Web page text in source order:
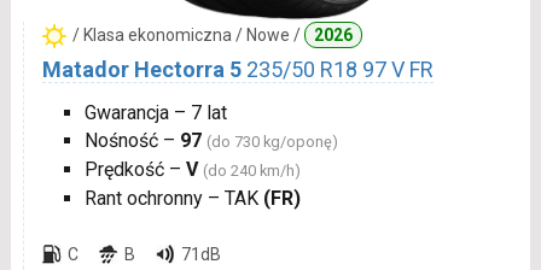
/ Klasa ekonomiczna / Nowe / 2026
Matador Hectorra 5 235/50 R18 97 V FR
Gwarancja – 7 lat
Nośność – 97 (do 730 kg/oponę)
Prędkość – V (do 240 km/h)
Rant ochronny – TAK (FR)
C B 71dB